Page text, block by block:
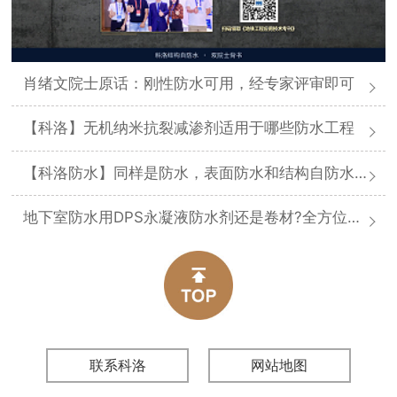
肖绪文院士原话：刚性防水可用，经专家评审即可
【科洛】无机纳米抗裂减渗剂适用于哪些防水工程
【科洛防水】同样是防水，表面防水和结构自防水差在哪
地下室防水用DPS永凝液防水剂还是卷材?全方位对比分析
联系科洛 网站地图